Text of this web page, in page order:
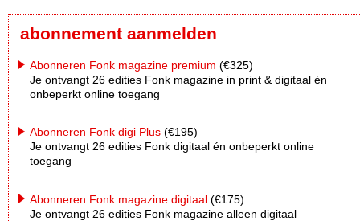
abonnement aanmelden
Abonneren Fonk magazine premium (€325)
Je ontvangt 26 edities Fonk magazine in print & digitaal én
onbeperkt online toegang
Abonneren Fonk digi Plus (€195)
Je ontvangt 26 edities Fonk digitaal én onbeperkt online
toegang
Abonneren Fonk magazine digitaal (€175)
Je ontvangt 26 edities Fonk magazine alleen digitaal